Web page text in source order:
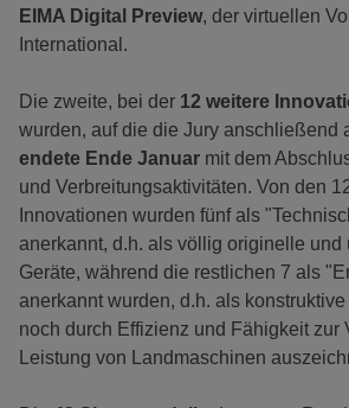
EIMA Digital Preview, der virtuellen
International.
Die zweite, bei der 12 weitere
wurden, auf die die Jury anschließend
endete Ende Januar mit dem
und Verbreitungsaktivitäten. Von den
Innovationen wurden fünf als
anerkannt, d.h. als völlig originelle und
Geräte, während die restlichen 7 als
anerkannt wurden, d.h. als
noch durch Effizienz und Fähigkeit zur
Leistung von Landmaschinen